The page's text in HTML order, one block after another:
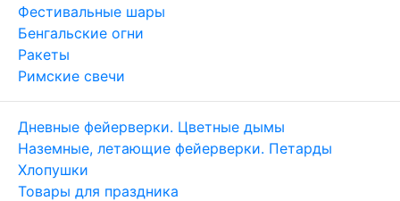
Фестивальные шары
Бенгальские огни
Ракеты
Римские свечи
Дневные фейерверки. Цветные дымы
Наземные, летающие фейерверки. Петарды
Хлопушки
Товары для праздника